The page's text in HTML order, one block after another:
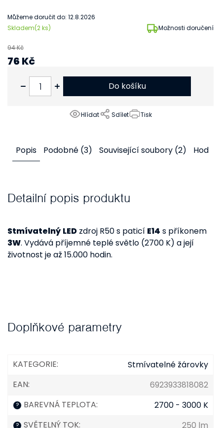
Skladem(2 ks) Možnosti doručení
Můžeme doručit do: 12.8.2026
Tisk
Hlídat Sdílet
94 Kč
76 Kč
Do košíku
Popis Podobné (3) Související soubory (2)
Detailní popis produktu
Stmívatelný LED zdroj R50 s paticí E14 s příkonem
3W. Vydává příjemné teplé světlo (2700 K) a její
životnost je až 15.000 hodin.
Doplňkové parametry
KATEGORIE:
Stmívatelné žárovky
EAN: 6923933818082
? BAREVNÁ TEPLOTA: 2700 - 3000 K
? SVĚTELNÝ TOK: 250 lm